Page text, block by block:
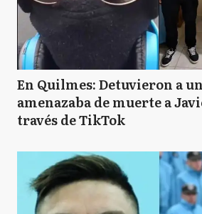
En Quilmes: Detuvieron a
amenazaba de muerte a
través de TikTok